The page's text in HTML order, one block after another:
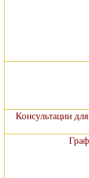
Консультации